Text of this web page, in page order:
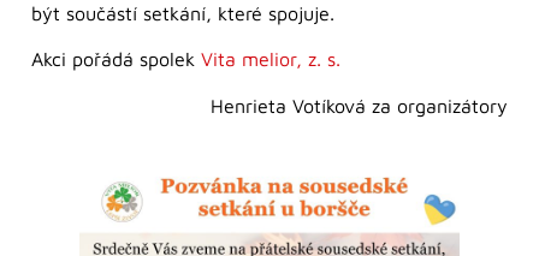
být součástí setkání, které spojuje.
Akci pořádá spolek Vita melior, z. s.
Henrieta Votíková za organizátory